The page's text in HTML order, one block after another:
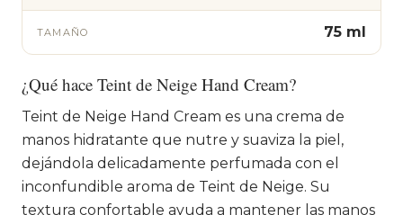
TAMAÑO 75 ml
¿Qué hace Teint de Neige Hand Cream?
Teint de Neige Hand Cream es una crema de
manos hidratante que nutre y suaviza la piel,
dejándola delicadamente perfumada con el
inconfundible aroma de Teint de Neige. Su
textura confortable ayuda a mantener las manos